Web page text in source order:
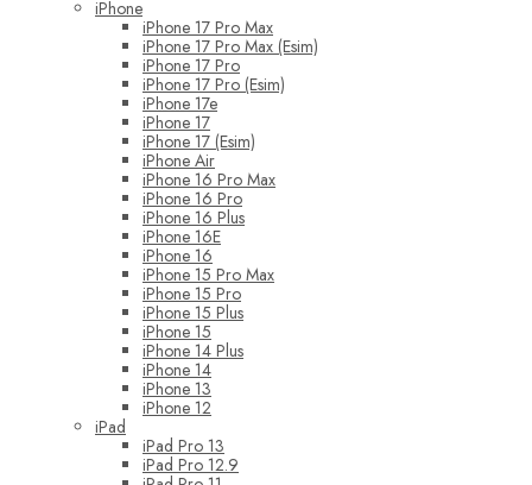
iPhone
iPhone 17 Pro Max
iPhone 17 Pro Max (Esim)
iPhone 17 Pro
iPhone 17 Pro (Esim)
iPhone 17e
iPhone 17
iPhone 17 (Esim)
iPhone Air
iPhone 16 Pro Max
iPhone 16 Pro
iPhone 16 Plus
iPhone 16E
iPhone 16
iPhone 15 Pro Max
iPhone 15 Pro
iPhone 15 Plus
iPhone 15
iPhone 14 Plus
iPhone 14
iPhone 13
iPhone 12
iPad
iPad Pro 13
iPad Pro 12.9